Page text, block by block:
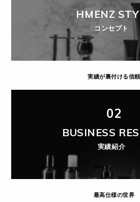
HMENZ
コンセプト
実績が裏付ける信頼
02
BUSINESS
実績紹介
最高仕様の世界